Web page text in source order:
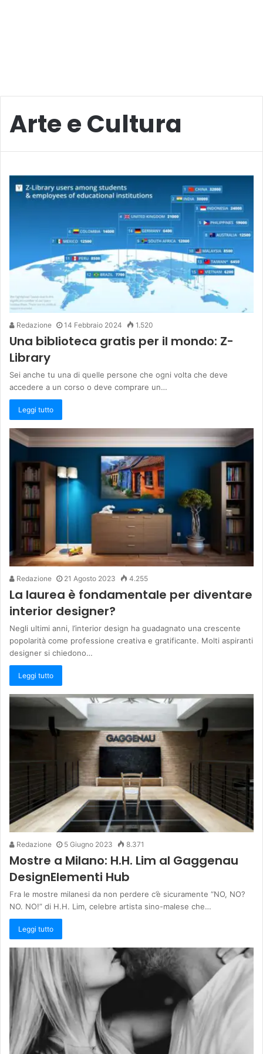
Arte e Cultura
Redazione 14 Febbraio 2024 1.520
Una biblioteca gratis per il mondo: Z-
Library
Sei anche tu una di quelle persone che ogni volta che deve
accedere a un corso o deve comprare un…
Leggi tutto
Redazione 21 Agosto 2023 4.255
La laurea è fondamentale per diventare
interior designer?
Negli ultimi anni, l’interior design ha guadagnato una crescente
popolarità come professione creativa e gratificante. Molti aspiranti
designer si chiedono…
Leggi tutto
Redazione 5 Giugno 2023 8.371
Mostre a Milano: H.H. Lim al Gaggenau
DesignElementi Hub
Fra le mostre milanesi da non perdere c’è sicuramente “NO, NO?
NO. NO!” di H.H. Lim, celebre artista sino-malese che…
Leggi tutto